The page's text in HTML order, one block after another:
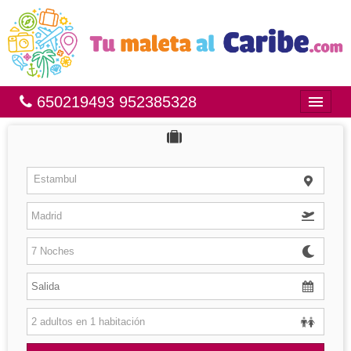
650219493 952385328
Bahía Príncipe
México
República Dominicana
Brasil
Islas
Hoteles
Estambul